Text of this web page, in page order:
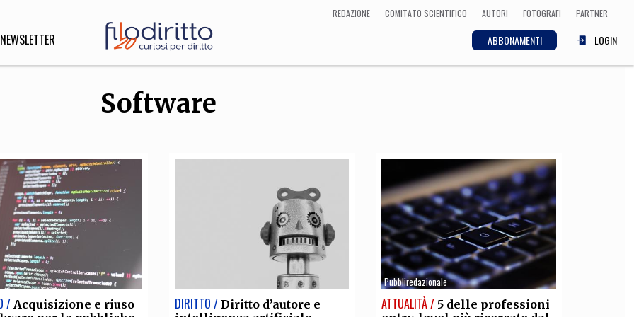
REDAZIONE COMITATO SCIENTIFICO AUTORI FOTOGRAFI PARTNER
ABBONAMENTI LOGIN
NEWSLETTER
Medicina
CULTURA
Arte, Cinema, Musica,
Letteratura
Software
/ Acquisizione e riuso
DIRITTO / Diritto d’autore e
Pubbliredazionale
ATTUALITÀ / 5 delle professioni